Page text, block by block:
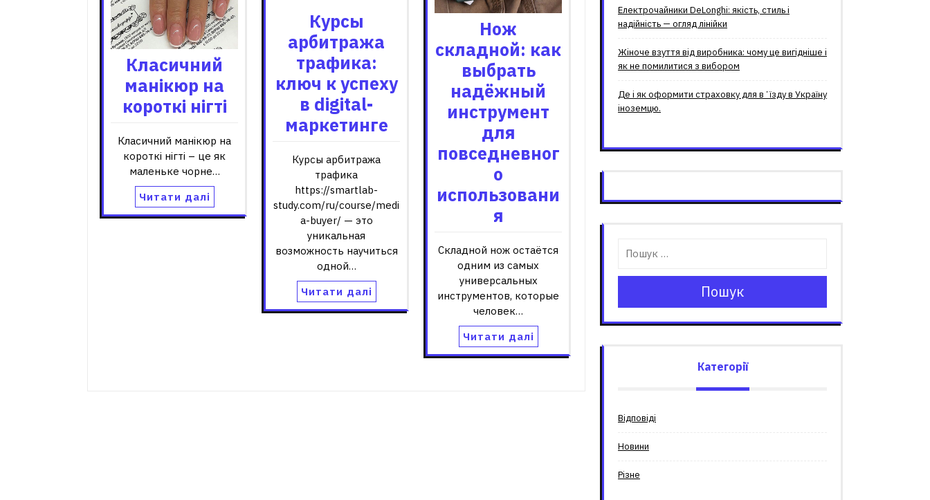
Класичний
манікюр на
короткі нігті
Класичний манікюр на
короткі нігті – це як
маленьке чорне…
Читати далі
Курсы
арбитража
трафика:
ключ к успеху
в digital-
маркетинге
Курсы арбитража
трафика
https://smartlab-
study.com/ru/course/medi
a-buyer/ — это
уникальная
возможность научиться
одной…
Читати далі
Нож
складной: как
выбрать
надёжный
инструмент
для
повседневног
о
использовани
я
Складной нож остаётся
одним из самых
универсальных
инструментов, которые
человек…
Читати далі
Електрочайники DeLonghi: якість, стиль і
надійність — огляд лінійки
Жіноче взуття від виробника: чому це вигідніше і
як не помилитися з вибором
Де і як оформити страховку для вʼїзду в Україну
іноземцю.
Пошук
Категорії
Відповіді
Новини
Різне